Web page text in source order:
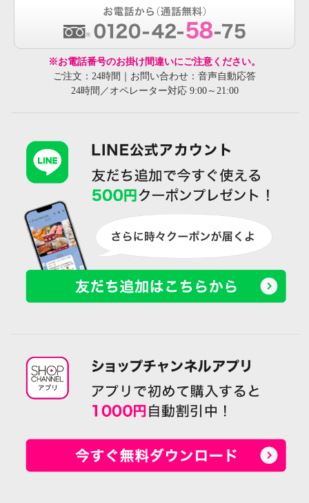
※お電話番号のお掛け間違いにご注意ください。
ご注文：24時間｜お問い合わせ：音声自動応答
24時間／オペレーター対応 9:00～21:00